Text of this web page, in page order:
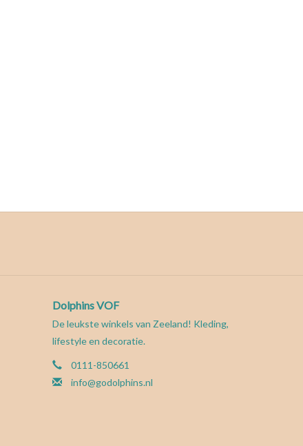
Dolphins VOF
De leukste winkels van Zeeland! Kleding,
lifestyle en decoratie.
0111-850661
info@godolphins.nl